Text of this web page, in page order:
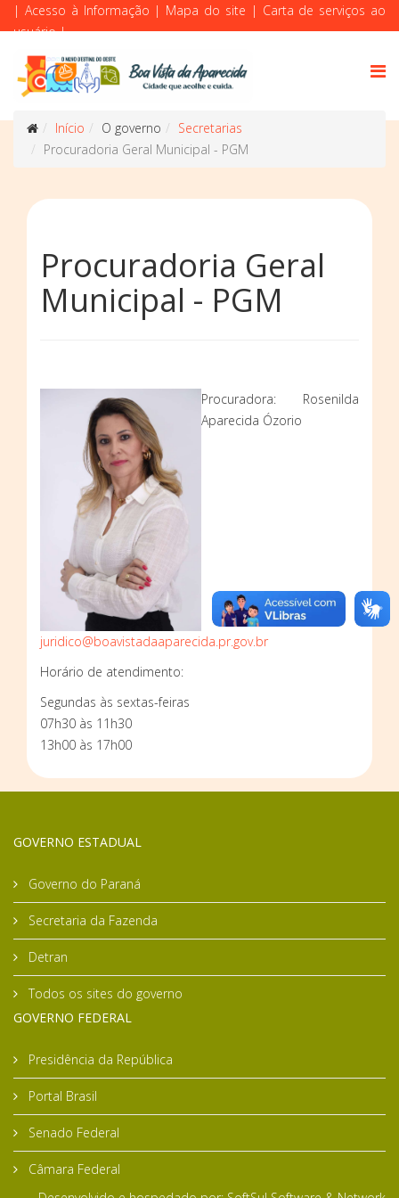
| Acesso à Informação | Mapa do site | Carta de serviços ao
usuário|
Início O governo
Secretarias
Procuradoria Geral Municipal - PGM
Procuradoria Geral
Municipal - PGM
Procuradora: Rosenilda
Aparecida Ózorio
juridico@boavistadaaparecida. pr.gov.br
Horário de atendimento:
Segundas às sextas-feiras
07h30 às 11h30
13h00 às 17h00
GOVERNO ESTADUAL
Governo do Paraná
Secretaria da Fazenda
Detran
Todos os sites do governo
GOVERNO FEDERAL
Presidência da República
Portal Brasil
Senado Federal
Câmara Federal